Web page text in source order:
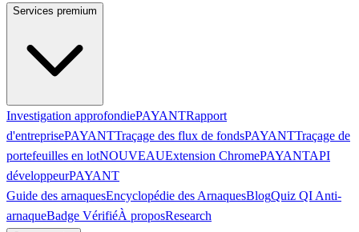
Services premium
Investigation approfondiePAYANTRapport
d'entreprisePAYANTTraçage des flux de fondsPAYANTTraçage de
portefeuilles en lotNOUVEAUExtension ChromePAYANTAPI
développeurPAYANT
Guide des arnaquesEncyclopédie des ArnaquesBlogQuiz QI Anti-
arnaqueBadge VérifiéÀ proposResearch